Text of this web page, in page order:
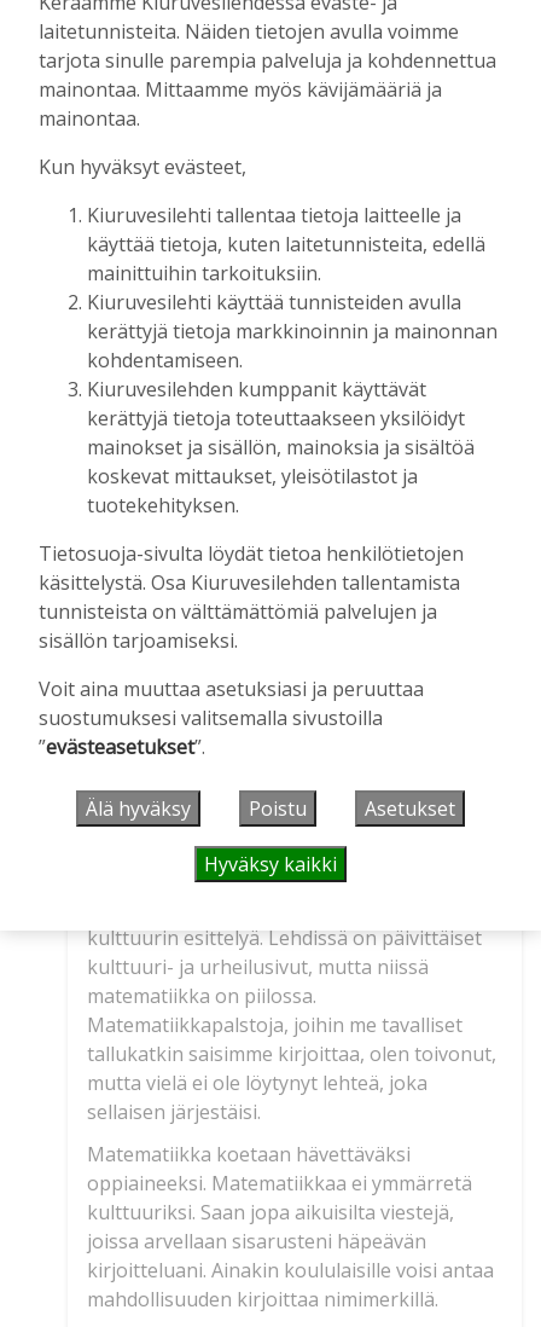
pystynyt estämään matematiikan osaamisen
alasajoa.
J.P. Laitisen kolumni ”Tekoäly on
mutanttikäärme, joka imee aivomme tyhjiin”
”Kulttuurin ja yrityksien yhteistyö vaatii
molemminpuolista luottamusta” (SS
14.6.2026) innostivat kommentoimaan.
Helsingin Sanomat yllätti ja julkaisi
kommenttini:
”Olisipa hienoa, jos media heräisi
huolestumaan myös siitä, mitä tekoäly tekee
kaiken perustalle, matematiikalle.
Oppimistulokset ovat romahtaneet viimeisen
15 vuoden aikana ”digiuskovaisten”
(opetusministeri Krista Kiurun käyttämä
sana) ideoiden vallatessa koulumaailman.
perusta kaikelle muulle oppimiselle.
Matematiikka on ala, jolla työpaikat
lisääntyvät jatkossakin, mutta osaajat
kulttuurivaikuttajia matematiikan
puolestapuhujiksi sekä äidinkielen ja
matemaattisten aineiden opettajien
myös matemaattista kirjallisuutta ja
YLE verovaroilla kustannettuna olisi oikea
kulttuurin esittelyä. Lehdissä on päivittäiset
kulttuuri- ja urheilusivut, mutta niissä
matematiikka on piilossa.
Matematiikkapalstoja, joihin me tavalliset
tallukatkin saisimme kirjoittaa, olen toivonut,
mutta vielä ei ole löytynyt lehteä, joka
sellaisen järjestäisi.
Matematiikka koetaan hävettäväksi
oppiaineeksi. Matematiikkaa ei ymmärretä
kulttuuriksi. Saan jopa aikuisilta viestejä,
joissa arvellaan sisarusteni häpeävän
kirjoitteluani. Ainakin koululaisille voisi antaa
mahdollisuuden kirjoittaa nimimerkillä.
laitetunnisteita. Näiden tietojen avulla voimme
tarjota sinulle parempia palveluja ja kohdennettua
mainontaa. Mittaamme myös kävijämääriä ja
mainontaa.
Kun hyväksyt evästeet,
Kiuruvesilehti tallentaa tietoja laitteelle ja
käyttää tietoja, kuten laitetunnisteita, edellä
mainittuihin tarkoituksiin.
Kiuruvesilehti käyttää tunnisteiden avulla
kerättyjä tietoja markkinoinnin ja mainonnan
kohdentamiseen.
Kiuruvesilehden kumppanit käyttävät
kerättyjä tietoja toteuttaakseen yksilöidyt
mainokset ja sisällön, mainoksia ja sisältöä
koskevat mittaukset, yleisötilastot ja
tuotekehityksen.
Tietosuoja-sivulta löydät tietoa henkilötietojen
käsittelystä. Osa Kiuruvesilehden tallentamista
tunnisteista on välttämättömiä palvelujen ja
sisällön tarjoamiseksi.
Voit aina muuttaa asetuksiasi ja peruuttaa
suostumuksesi valitsemalla sivustoilla
”evästeasetukset”.
Älä hyväksy Poistu Asetukset
Hyväksy kaikki